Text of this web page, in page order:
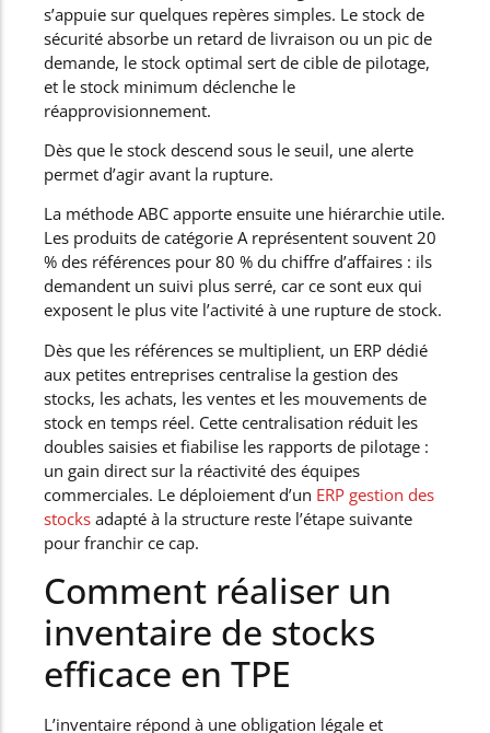
s’appuie sur quelques repères simples. Le stock de
sécurité absorbe un retard de livraison ou un pic de
demande, le stock optimal sert de cible de pilotage,
et le stock minimum déclenche le
réapprovisionnement.
Dès que le stock descend sous le seuil, une alerte
permet d’agir avant la rupture.
La méthode ABC apporte ensuite une hiérarchie utile.
Les produits de catégorie A représentent souvent 20
% des références pour 80 % du chiffre d’affaires : ils
demandent un suivi plus serré, car ce sont eux qui
exposent le plus vite l’activité à une rupture de stock.
Dès que les références se multiplient, un ERP dédié
aux petites entreprises centralise la gestion des
stocks, les achats, les ventes et les mouvements de
stock en temps réel. Cette centralisation réduit les
doubles saisies et fiabilise les rapports de pilotage :
un gain direct sur la réactivité des équipes
commerciales. Le déploiement d’un ERP gestion des
stocks adapté à la structure reste l’étape suivante
pour franchir ce cap.
Comment réaliser un
inventaire de stocks
efficace en TPE
L’inventaire répond à une obligation légale et